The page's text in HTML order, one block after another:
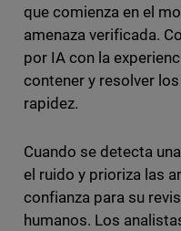
que comienza en el
amenaza verificada.
por IA con la
contener y resolver
rapidez.
Cuando se detecta
el ruido y prioriza las
confianza para su
humanos. Los